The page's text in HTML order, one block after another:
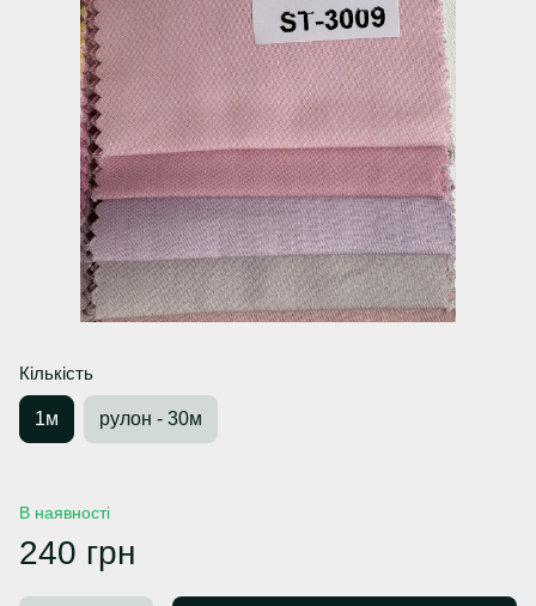
Кількість
1м рулон - 30м
В наявності
240 грн